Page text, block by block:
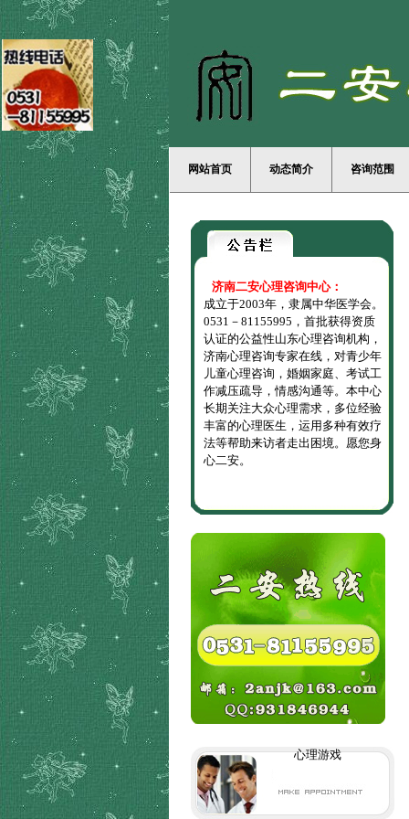
网站首页 动态简介 咨询范围
济南二安心理咨询中心：
成立于2003年，隶属中华医学会。
0531－81155995，首批获得资质
认证的公益性山东心理咨询机构，
济南心理咨询专家在线，对青少年
儿童心理咨询，婚姻家庭、考试工
作减压疏导，情感沟通等。本中心
长期关注大众心理需求，多位经验
丰富的心理医生，运用多种有效疗
法等帮助来访者走出困境。愿您身
心二安。
心理游戏